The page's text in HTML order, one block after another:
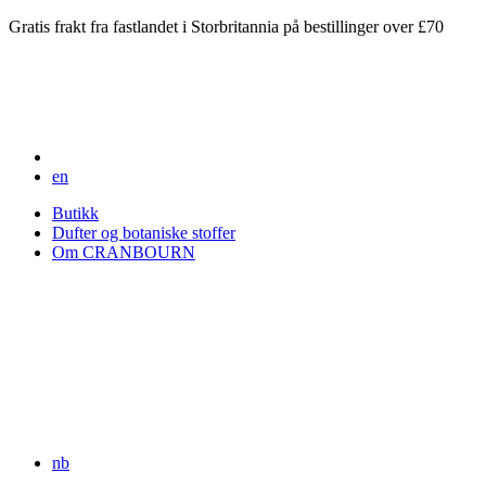
Gratis frakt fra fastlandet i Storbritannia på bestillinger over £70
en
Butikk
Dufter og botaniske stoffer
Om CRANBOURN
nb